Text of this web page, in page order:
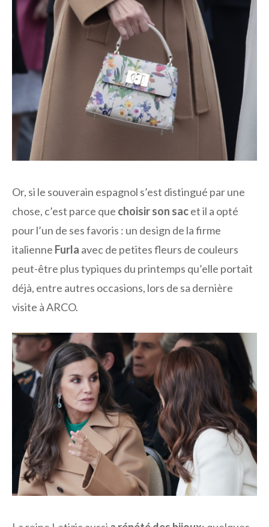
Or, si le souverain espagnol s’est distingué par une
chose, c’est parce que choisir son sacet il a opté
pour l’un de ses favoris : un design de la firme
italienne Furla avec de petites fleurs de couleurs
peut-être plus typiques du printemps qu’elle portait
déjà, entre autres occasions, lors de sa dernière
visite à ARCO.